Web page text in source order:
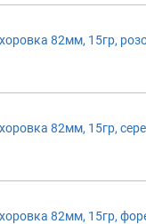
82мм, 15гр,
82мм, 15гр,
82мм, 15гр,